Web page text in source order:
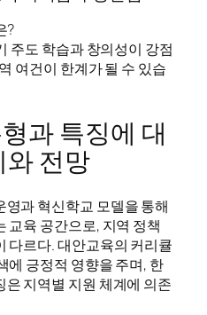
?
주도 학습과 창의성이 강점
여건이 한계가 될 수 있습
과 특징에 대
와 전망
과 혁신학교 모델을 통해
교육 공간으로, 지역 정책
다르다. 대안교육의 커리큘
에 긍정적 영향을 주며, 한
지역별 지원 체계에 의존